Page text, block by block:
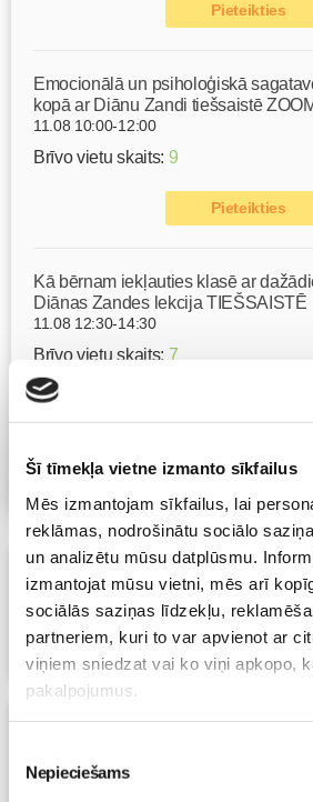
Šī tīmekļa vietne izmanto sīkfailus
Mēs izmantojam sīkfailus, lai
reklāmas, nodrošinātu sociālo
un analizētu mūsu datplūsmu.
izmantojat mūsu vietni, mēs arī
sociālās saziņas līdzekļu,
partneriem, kuri to var apvienot ar
viņiem sniedzat vai ko viņi apkopo,
pakalpojumus.
izvēle
Nepieciešams
Pieteikties
Emocionālā un psiholoģiskā
kopā ar Diānu Zandi tiešsaistē
11.08 10:00-12:00
Brīvo vietu skaits: 9
Pieteikties
Kā bērnam iekļauties klasē ar
Diānas Zandes lekcija TIEŠSAISTĒ
11.08 12:30-14:30
Brīvo vietu skaits: 7
Visas nodarbības
Kā vecāki izvēlas
mazulim vārdu?
28. Jan 2025, 00:00
Vai zini, cik daudz